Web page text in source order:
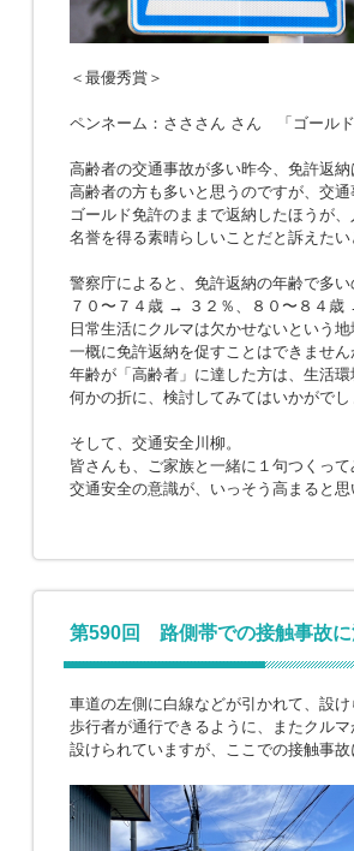
＜最優秀賞＞
ペンネーム：さささん さん 「ゴー
高齢者の交通事故が多い昨今、免許返
高齢者の方も多いと思うのですが、交
ゴールド免許のままで返納したほうが
名誉を得る素晴らしいことだと訴えたい
警察庁によると、免許返納の年齢で多
７０〜７４歳 → ３２％、８０〜８４
日常生活にクルマは欠かせないという地
一概に免許返納を促すことはできません
年齢が「高齢者」に達した方は、生活環
何かの折に、検討してみてはいかがでし
そして、交通安全川柳。
皆さんも、ご家族と一緒に１句つくって
交通安全の意識が、いっそう高まると思
第590回 路側帯での接触事故に
車道の左側に白線などが引かれて、設け
歩行者が通行できるように、またクル
設けられていますが、ここでの接触事故